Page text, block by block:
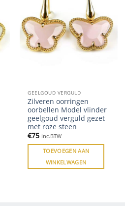
GEELGOUD VERGULD
Zilveren oorringen
oorbellen Model vlinder
geelgoud verguld gezet
met roze steen
€75 inc.BTW
TOEVOEGEN AAN
WINKELWAGEN